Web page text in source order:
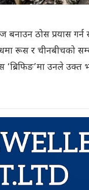
बनाउन ठोस प्रयास
रूस र चीनबीचको
उनले उक्त